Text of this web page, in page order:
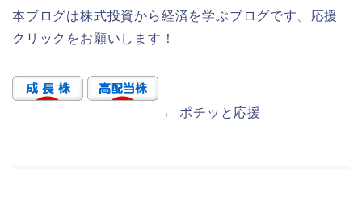
本ブログは株式投資から経済を学ぶブログです。応援
クリックをお願いします！
← ポチッと応援